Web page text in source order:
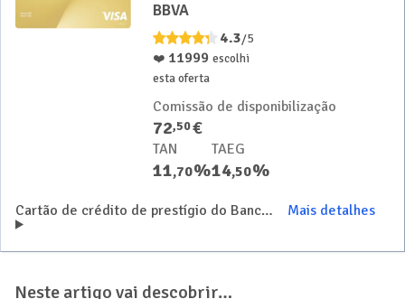
BBVA
4.3/5
❤️ 11999 escolhi
esta oferta
Comissão de disponibilização
72,50€
TAN
11,70%
TAEG
14,50%
Cartão de crédito de prestígio do Banco BBVA Mais detalhes
Neste artigo vai descobrir…